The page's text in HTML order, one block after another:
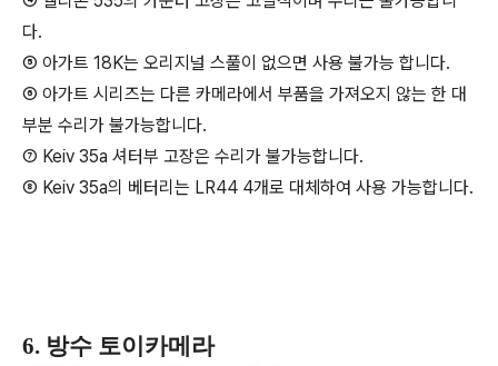
다.
⑤ 아가트 18K는 오리지널 스풀이 없으면 사용 불가능 합니다.
⑥ 아가트 시리즈는 다른 카메라에서 부품을 가져오지 않는 한 대
부분 수리가 불가능합니다.
⑦ Keiv 35a 셔터부 고장은 수리가 불가능합니다.
⑧ Keiv 35a의 베터리는 LR44 4개로 대체하여 사용 가능합니다.
6. 방수 토이카메라